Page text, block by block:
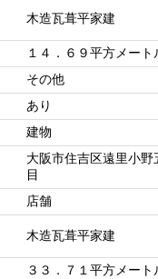
木造瓦葺平家建
１４．６９平方メート
その他
あり
建物
大阪市住吉区遠里小野
目
店舗
木造瓦葺平家建
３３．７１平方メート